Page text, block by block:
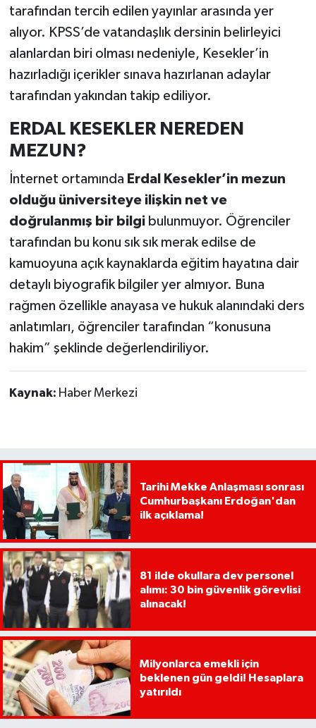
tarafından tercih edilen yayınlar arasında yer
alıyor. KPSS’de vatandaşlık dersinin belirleyici
alanlardan biri olması nedeniyle, Kesekler’in
hazırladığı içerikler sınava hazırlanan adaylar
tarafından yakından takip ediliyor.
ERDAL KESEKLER NEREDEN
MEZUN?
İnternet ortamında Erdal Kesekler’in mezun
olduğu üniversiteye ilişkin net ve
doğrulanmış bir bilgibulunmuyor. Öğrenciler
tarafından bu konu sık sık merak edilse de
kamuoyuna açık kaynaklarda eğitim hayatına dair
detaylı biyografik bilgiler yer almıyor. Buna
rağmen özellikle anayasa ve hukuk alanındaki ders
anlatımları, öğrenciler tarafından “konusuna
hakim” şeklinde değerlendiriliyor.
Kaynak: Haber Merkezi
Tarihi Mekke Anlaşması sonrası
Cumhurbaşkanı Erdoğan'dan
ilk açıklama!
81 ilde okullara dev personel
alımı: 30 bin güvenlik görevlisi
alınacak!
Milyonlarca emekli için
beklenen gün geldi! Hesaplara
yatırıldı